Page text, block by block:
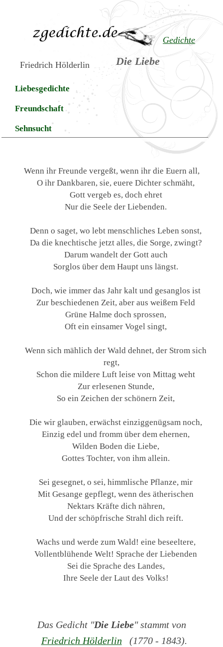
Gedichte
Die Liebe
Friedrich Hölderlin
Liebesgedichte
Freundschaft
Sehnsucht
Wenn ihr Freunde vergeßt, wenn ihr die Euern all,
O ihr Dankbaren, sie, euere Dichter schmäht,
Gott vergeb es, doch ehret
Nur die Seele der Liebenden.
Denn o saget, wo lebt menschliches Leben sonst,
Da die knechtische jetzt alles, die Sorge, zwingt?
Darum wandelt der Gott auch
Sorglos über dem Haupt uns längst.
Doch, wie immer das Jahr kalt und gesanglos ist
Zur beschiedenen Zeit, aber aus weißem Feld
Grüne Halme doch sprossen,
Oft ein einsamer Vogel singt,
Wenn sich mählich der Wald dehnet, der Strom sich
regt,
Schon die mildere Luft leise von Mittag weht
Zur erlesenen Stunde,
So ein Zeichen der schönern Zeit,
Die wir glauben, erwächst einziggenügsam noch,
Einzig edel und fromm über dem ehernen,
Wilden Boden die Liebe,
Gottes Tochter, von ihm allein.
Sei gesegnet, o sei, himmlische Pflanze, mir
Mit Gesange gepflegt, wenn des ätherischen
Nektars Kräfte dich nähren,
Und der schöpfrische Strahl dich reift.
Wachs und werde zum Wald! eine beseeltere,
Vollentblühende Welt! Sprache der Liebenden
Sei die Sprache des Landes,
Ihre Seele der Laut des Volks!
Das Gedicht "Die Liebe" stammt von
Friedrich Hölderlin (1770 - 1843).